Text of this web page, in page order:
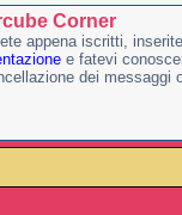
Corner
appena iscritti,
e fatevi
dei messaggi